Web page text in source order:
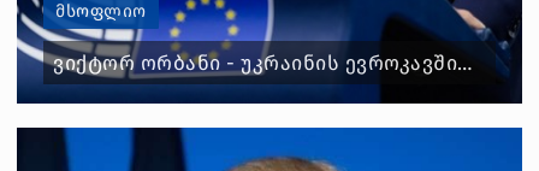
ᲛᲡᲝᲤᲚᲘᲝ
ᲕᲘᲥᲢᲝᲠ ᲝᲠᲑᲐᲜᲘ - ᲣᲙᲠᲐᲘᲜᲘᲡ ᲔᲕᲠᲝᲙᲐᲕᲨᲘᲠᲨᲘ...